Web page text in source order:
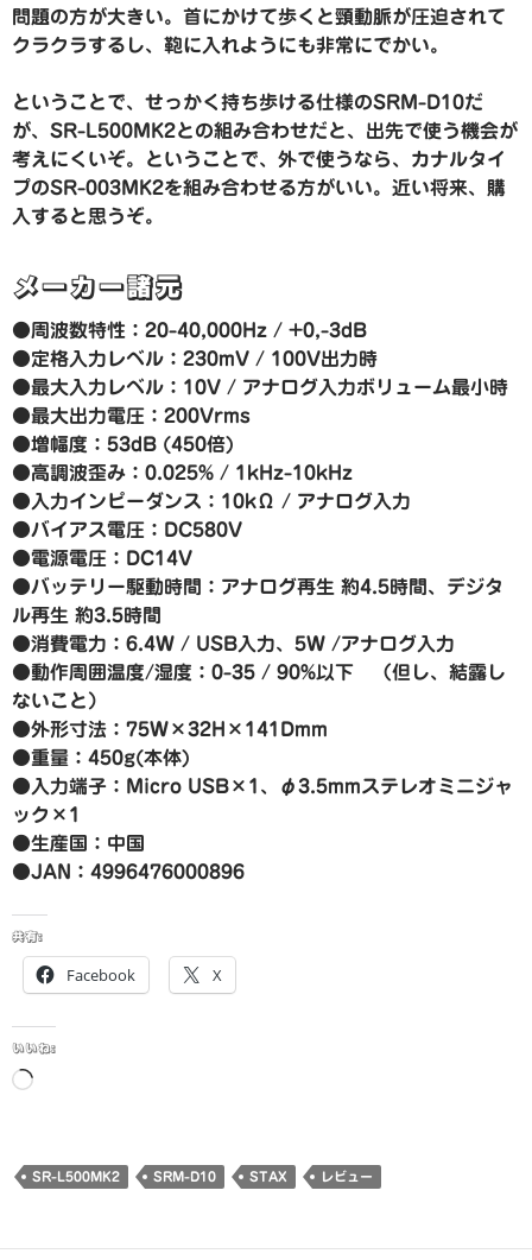
問題の方が大きい。首にかけて歩くと頸動脈が圧迫されて
クラクラするし、鞄に入れようにも非常にでかい。
ということで、せっかく持ち歩ける仕様のSRM-D10だ
が、SR-L500MK2との組み合わせだと、出先で使う機会が
考えにくいぞ。ということで、外で使うなら、カナルタイ
プのSR-003MK2を組み合わせる方がいい。近い将来、購
入すると思うぞ。
メーカー諸元
●周波数特性：20-40,000Hz / +0,-3dB
●定格入力レベル：230mV / 100V出力時
●最大入力レベル：10V / アナログ入力ボリューム最小時
●最大出力電圧：200Vrms
●増幅度：53dB (450倍)
●高調波歪み：0.025% / 1kHz-10kHz
●入力インピーダンス：10kΩ / アナログ入力
●バイアス電圧：DC580V
●電源電圧：DC14V
●バッテリー駆動時間：アナログ再生 約4.5時間、デジタ
ル再生 約3.5時間
●消費電力：6.4W / USB入力、5W /アナログ入力
●動作周囲温度/湿度：0-35 / 90%以下 （但し、結露し
ないこと）
●外形寸法：75W×32H×141Dmm
●重量：450g(本体)
●入力端子：Micro USB×1、φ3.5mmステレオミニジャ
ック×1
●生産国：中国
●JAN：4996476000896
共有:
Facebook X
いいね:
読
み
SR-L500MK2 SRM-D10 STAX レビュー